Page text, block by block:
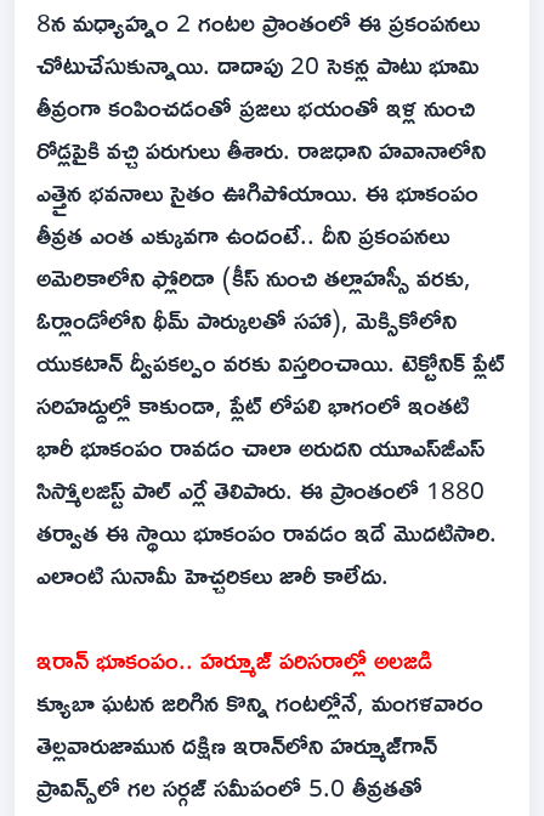
8న మధ్యాహ్నం 2 గంటల ప్రాంతంలో ఈ ప్రకంపనలు
చోటుచేసుకున్నాయి. దాదాపు 20 సెకన్ల పాటు భూమి
తీవ్రంగా కంపించడంతో ప్రజలు భయంతో ఇళ్ల నుంచి
రోడ్లపైకి వచ్చి పరుగులు తీశారు. రాజధాని హవానాలోని
ఎత్తైన భవనాలు సైతం ఊగిపోయాయి. ఈ భూకంపం
తీవ్రత ఎంత ఎక్కువగా ఉందంటే.. దీని ప్రకంపనలు
అమెరికాలోని ఫ్లోరిడా (కీస్ నుంచి తల్లాహస్సీ వరకు,
ఓర్లాండోలోని థీమ్ పార్కులతో సహా), మెక్సికోలోని
యుకటాన్ ద్వీపకల్పం వరకు విస్తరించాయి. టెక్టోనిక్ ప్లేట్
సరిహద్దుల్లో కాకుండా, ప్లేట్ లోపలి భాగంలో ఇంతటి
భారీ భూకంపం రావడం చాలా అరుదని యూఎస్‌జీఎస్
సిస్మోలజిస్ట్ పాల్ ఎర్లే తెలిపారు. ఈ ప్రాంతంలో 1880
తర్వాత ఈ స్థాయి భూకంపం రావడం ఇదే మొదటిసారి.
ఎలాంటి సునామీ హెచ్చరికలు జారీ కాలేదు.
ఇరాన్ భూకంపం.. హర్మూజ్ పరిసరాల్లో అలజడి
క్యూబా ఘటన జరిగిన కొన్ని గంటల్లోనే, మంగళవారం
తెల్లవారుజామున దక్షిణ ఇరాన్‌లోని హర్మూజ్‌గాన్
ప్రావిన్స్‌లో గల సర్గజ్ సమీపంలో 5.0 తీవ్రతతో